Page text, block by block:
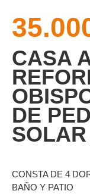
CASA
DE
CONSTA DE 4
BAÑO Y PATIO